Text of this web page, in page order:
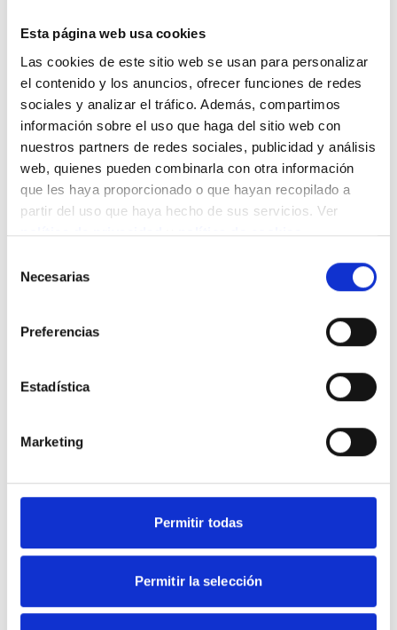
Esta página web usa cookies
Las cookies de este sitio web se usan para personalizar
el contenido y los anuncios, ofrecer funciones de redes
sociales y analizar el tráfico. Además, compartimos
información sobre el uso que haga del sitio web con
nuestros partners de redes sociales, publicidad y análisis
web, quienes pueden combinarla con otra información
que les haya proporcionado o que hayan recopilado a
partir del uso que haya hecho de sus servicios. Ver
política de privacidadypolítica de cookies.
Necesarias
Preferencias
Estadística
Marketing
Permitir todas
Permitir la selección
Temporada
PINCHA AQUÍ PARA VER LA CARTA DE ALÉRGENOS
Cartas restaurantes
Cáceres (Cáceres)